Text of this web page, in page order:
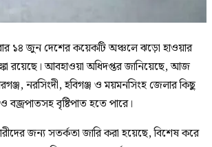
১৪ জুন দেশের কয়েকটি অঞ্চলে ঝড়ো হাওয়ার
রয়েছে। আবহাওয়া অধিদপ্তর জানিয়েছে, আজ
নরসিংদী, হবিগঞ্জ ও ময়মনসিংহ জেলার কিছু
বজ্রপাতসহ বৃষ্টিপাত হতে পারে।
জন্য সতর্কতা জারি করা হয়েছে, বিশেষ করে